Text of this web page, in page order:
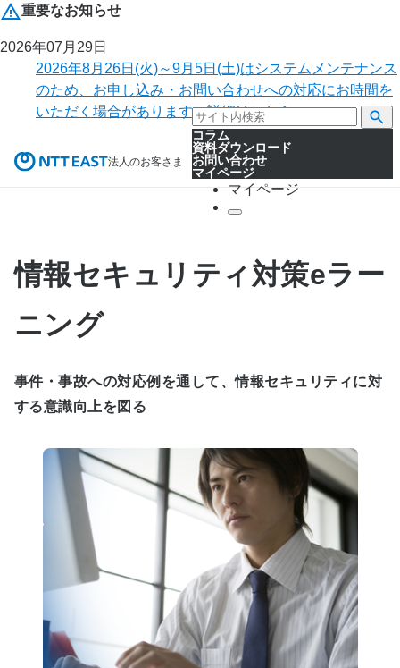
重要なお知らせ
2026年07月29日
2026年8月26日(火)～9月5日(土)はシステムメンテナンス
のため、お申し込み・お問い合わせへの対応にお時間を
いただく場合があります。詳細はこちら。
法人のお客さま
コラム
資料ダウンロード
お問い合わせ
マイページ
マイページ
情報セキュリティ対策eラー
ニング
事件・事故への対応例を通して、情報セキュリティに対
する意識向上を図る